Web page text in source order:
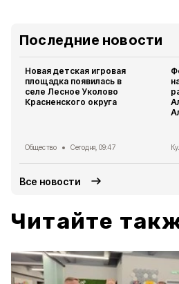
Последние новости
Новая детская игровая
площадка появилась в
селе Лесное Уколово
Красненского округа
Общество Сегодня, 09:47
Все новости
Читайте